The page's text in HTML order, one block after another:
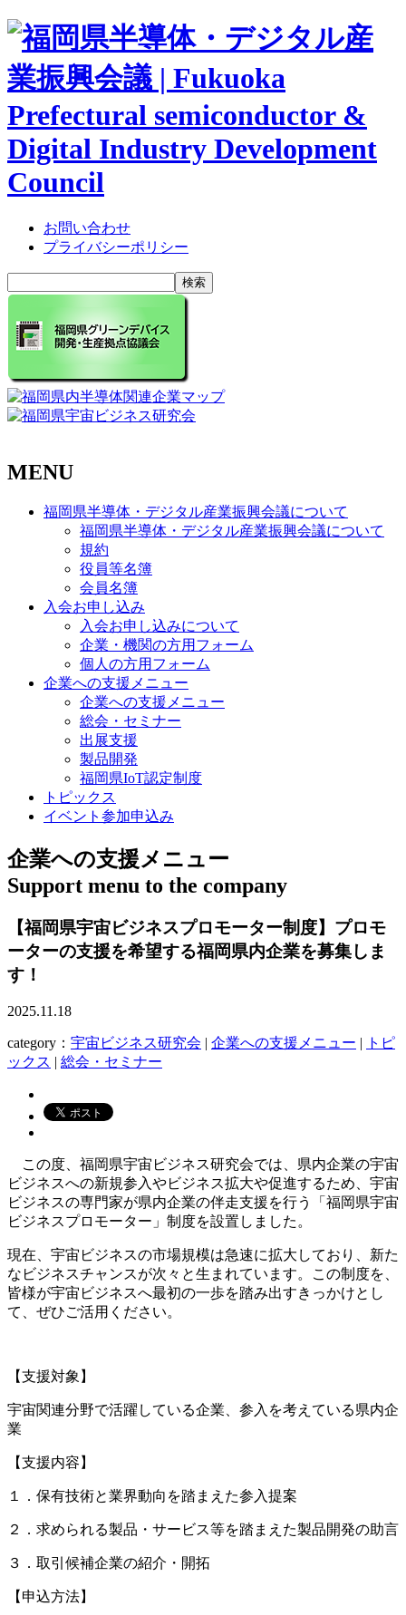
お問い合わせ
プライバシーポリシー
MENU
福岡県半導体・デジタル産業振興会議について
福岡県半導体・デジタル産業振興会議について
規約
役員等名簿
会員名簿
入会お申し込み
入会お申し込みについて
企業・機関の方用フォーム
個人の方用フォーム
企業への支援メニュー
企業への支援メニュー
総会・セミナー
出展支援
製品開発
福岡県IoT認定制度
トピックス
イベント参加申込み
企業への支援メニュー
Support menu to the company
【福岡県宇宙ビジネスプロモーター制度】プロモ
ーターの支援を希望する福岡県内企業を募集しま
す！
2025.11.18
category： 宇宙ビジネス研究会 | 企業への支援メニュー |
トピ
ックス | 総会・セミナー
この度、福岡県宇宙ビジネス研究会では、県内企業の宇宙
ビジネスへの新規参入やビジネス拡大や促進するため、宇宙
ビジネスの専門家が県内企業の伴走支援を行う「福岡県宇宙
ビジネスプロモーター」制度を設置しました。
現在、宇宙ビジネスの市場規模は急速に拡大しており、新た
なビジネスチャンスが次々と生まれています。この制度を、
皆様が宇宙ビジネスへ最初の一歩を踏み出すきっかけとし
て、ぜひご活用ください。
【支援対象】
宇宙関連分野で活躍している企業、参入を考えている県内企
業
【支援内容】
１．保有技術と業界動向を踏まえた参入提案
２．求められる製品・サービス等を踏まえた製品開発の助言
３．取引候補企業の紹介・開拓
【申込方法】